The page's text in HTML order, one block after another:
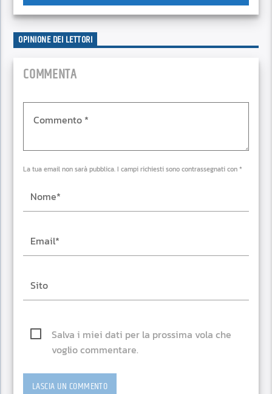
OPINIONE DEI LETTORI
COMMENTA
La tua email non sarà pubblica. I campi richiesti sono contrassegnati con *
Salva i miei dati per la prossima vola che
voglio commentare.